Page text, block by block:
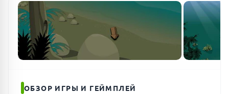
ОБЗОР ИГРЫ И ГЕЙМПЛЕЙ